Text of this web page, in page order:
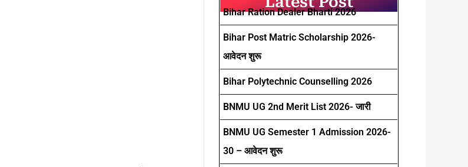
Bihar Ration Dealer Bharti 2026
Bihar Post Matric Scholarship 2026-
आवेदन शुरू
Bihar Polytechnic Counselling 2026
BNMU UG 2nd Merit List 2026- जारी
BNMU UG Semester 1 Admission 2026-
30 – आवेदन शुरू